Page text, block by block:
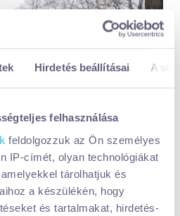
Hirdetés beállításai A
felhasználása
feldolgozzuk az Ön személyes
IP-címét, olyan technológiákat
tárolhatjuk és
a készülékén, hogy
és tartalmakat, hirdetés-
ágakra, hepehupás, helyenként
zseblámpa, fejlámpa, és
Ha szeretnétek szalonnát